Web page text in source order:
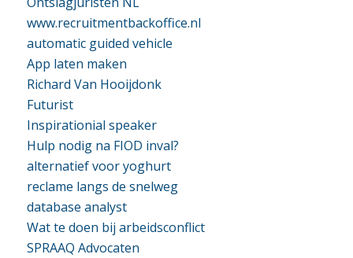
www.recruitmentbackoffice.nl
automatic guided vehicle
App laten maken
Richard Van Hooijdonk
Futurist
Inspirationial speaker
Hulp nodig na FIOD inval?
alternatief voor yoghurt
reclame langs de snelweg
database analyst
Wat te doen bij arbeidsconflict
SPRAAQ Advocaten